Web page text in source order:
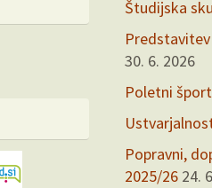
Študijska
30. 6. 2026
Poletni
Popravni,
2025/26 24.